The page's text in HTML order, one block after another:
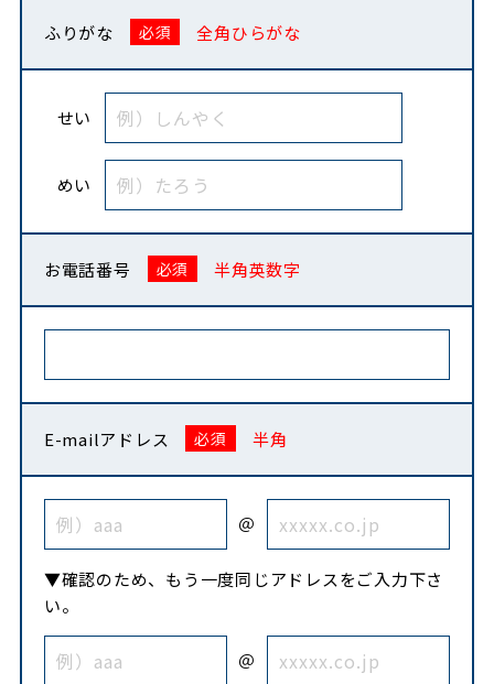
ふりがな 全角ひらがな
せい
めい
お電話番号 半角英数字
E-mailアドレス 半角
＠
▼確認のため、もう一度同じアドレスをご入力下さ
い。
＠